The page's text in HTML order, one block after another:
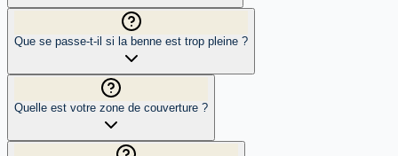
Que se passe-t-il si la benne est trop pleine ?
Quelle est votre zone de couverture ?